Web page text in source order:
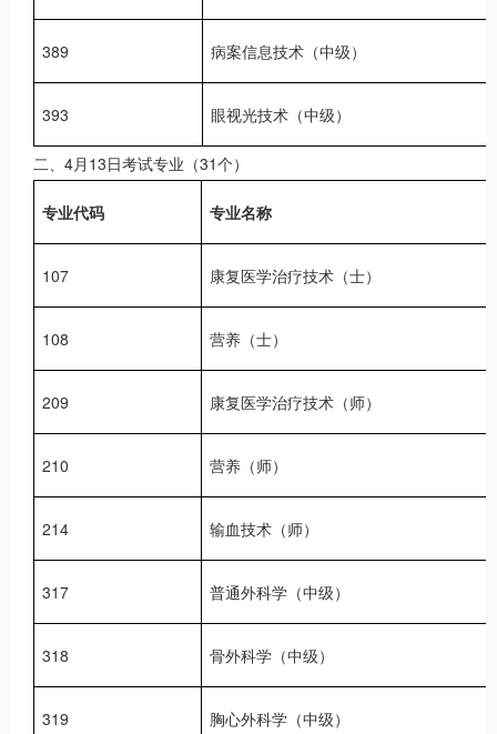
389 病案信息技术（中级）
393 眼视光技术（中级）
二、4月13日考试专业（31个）
专业代码 专业名称
107 康复医学治疗技术（士）
108 营养（士）
209 康复医学治疗技术（师）
210 营养（师）
214 输血技术（师）
317 普通外科学（中级）
318 骨外科学（中级）
319 胸心外科学（中级）